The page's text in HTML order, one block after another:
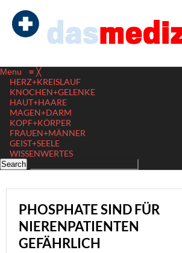
Menu ≡ ╳
HERZ+KREISLAUF
KNOCHEN+GELENKE
HAUT+HAARE
MAGEN+DARM
KOPF+KÖRPER
FRAUEN+MÄNNER
GEIST+SEELE
WISSENWERTES
PHOSPHATE SIND FÜR
NIERENPATIENTEN
GEFÄHRLICH